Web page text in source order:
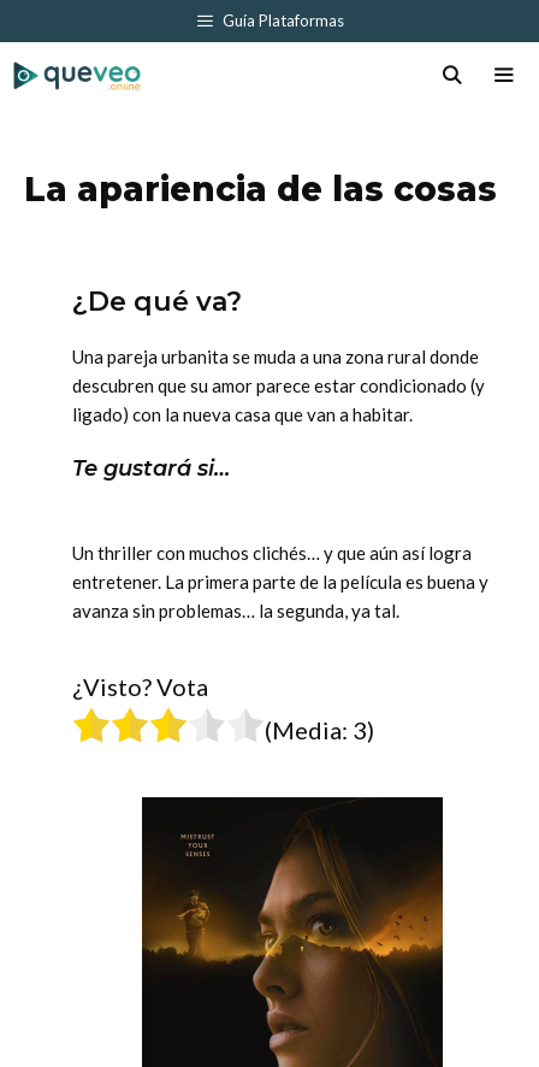
al
contenido
Guía Plataformas
La apariencia de las cosas
¿De qué va?
Una pareja urbanita se muda a una zona rural donde
descubren que su amor parece estar condicionado (y
ligado) con la nueva casa que van a habitar.
Te gustará si…
Un thriller con muchos clichés… y que aún así logra
entretener. La primera parte de la película es buena y
avanza sin problemas… la segunda, ya tal.
¿Visto? Vota
(Media: 3)